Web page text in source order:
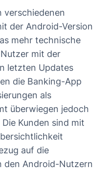
verschiedenen
der Android-Version
mehr technische
mit der
letzten Updates
die Banking-App
als
überwiegen jedoch
Kunden sind mit
auf die
den Android-Nutzern